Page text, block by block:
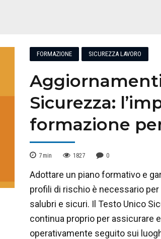
FORMAZIONE SICUREZZA LAVORO
Sicurezza:
formazione
7 min 1827 0
Adottare un piano formativo e
profili di rischio è necessario
salubri e sicuri. Il Testo Unico
continua proprio per assicurare
operativamente seguito sui